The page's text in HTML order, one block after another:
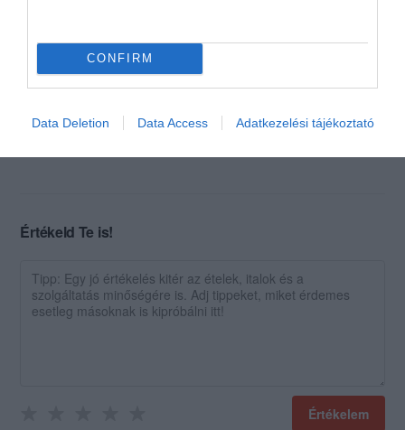
CONFIRM
Data Deletion Data Access Adatkezelési tájékoztató
Tóth Patrick
2015. Május 6.
különterem, ami szintén jól
jöhet, kisebb baráti
összejövetelekre, szülinapra,
Jelentés
Értékeld Te is!
Értékelem